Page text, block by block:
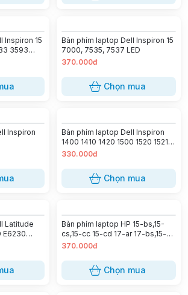
Inspiron 15
3593
5575
5568
3590 G3
G7 7588
Bàn phím laptop Dell Inspiron 15
7000, 7535, 7537 LED
370.000đ
Chọn mua
Inspiron
Bàn phím laptop Dell Inspiron
1400 1410 1420 1500 1520 1521
1525 1526 1545
330.000đ
Chọn mua
Latitude
E6230
E6430
Bàn phím laptop HP 15-bs,15-
cs,15-cc 15-cd 17-ar 17-bs,15-ck
(Zin)
370.000đ
Chọn mua